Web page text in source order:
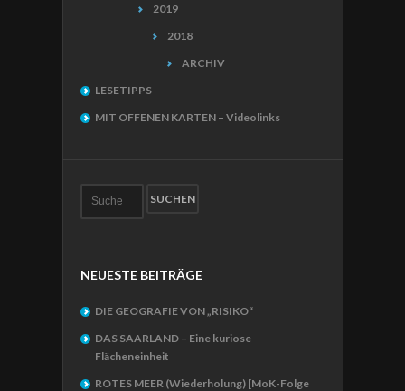
2019
2018
ARCHIV
LESETIPPS
MIT OFFENEN KARTEN – Videolinks
NEUESTE BEITRÄGE
DIE GEOGRAFIE VON „RISIKO“
DAS SAARLAND – Eine kuriose
Flächeneinheit
ROTES MEER (Wiederholung) [MoK-Folge